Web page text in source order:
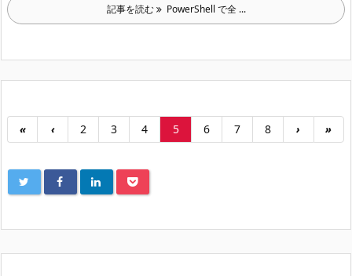
記事を読む PowerShell で全 ...
« ‹ 2 3 4 5 6 7 8 › »